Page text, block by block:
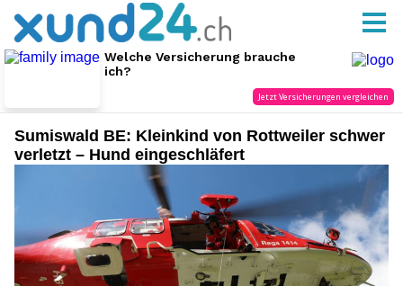
Sumiswald BE: Kleinkind von Rottweiler schwer
verletzt – Hund eingeschläfert